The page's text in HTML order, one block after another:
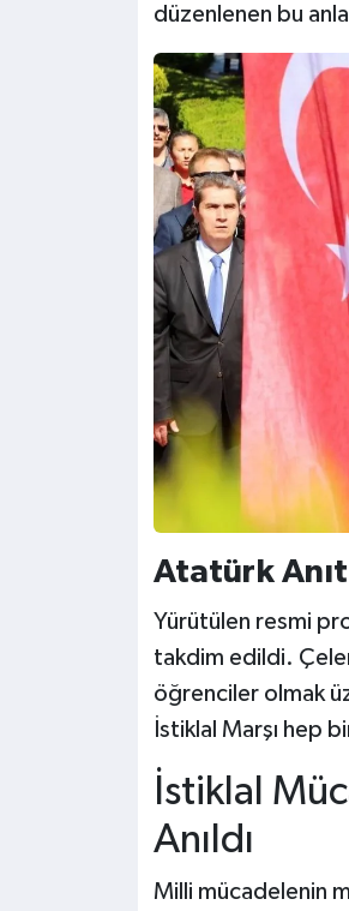
düzenlenen bu
Atatürk
Yürütülen resmi
takdim edildi.
öğrenciler olmak
İstiklal Marşı hep
İstiklal
Anıldı
Milli mücadelenin